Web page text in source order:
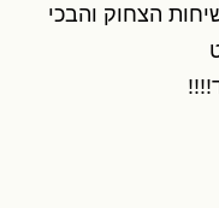
הצחוק והבכי